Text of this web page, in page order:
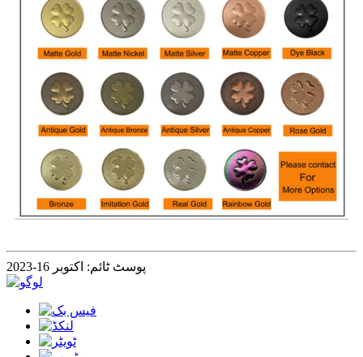
پوسٹ ٹائم: اکتوبر 16-2023